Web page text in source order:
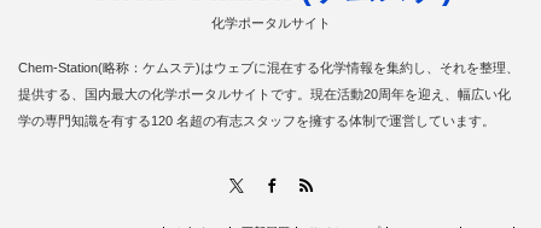
化学ポータルサイト
Chem-Station(略称：ケムステ)はウェブに混在する化学情報を集約し、それを整理、
提供する、国内最大の化学ポータルサイトです。現在活動20周年を迎え、幅広い化
学の専門知識を有する120 名超の有志スタッフを擁する体制で運営しています。
Facebook